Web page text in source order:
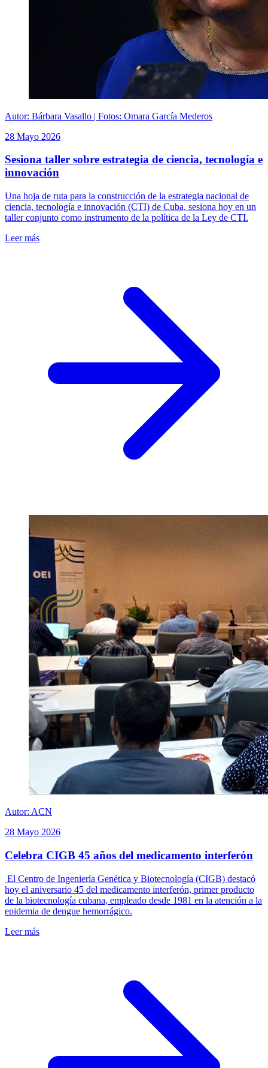
Autor: Bárbara Vasallo | Fotos: Omara García Mederos
28 Mayo 2026
Sesiona taller sobre estrategia de ciencia, tecnología e
innovación
Una hoja de ruta para la construcción de la estrategia nacional de
ciencia, tecnología e innovación (CTI) de Cuba, sesiona hoy en un
taller conjunto como instrumento de la política de la Ley de CTI.
Leer más
Autor: ACN
28 Mayo 2026
Celebra CIGB 45 años del medicamento interferón
El Centro de Ingeniería Genética y Biotecnología (CIGB) destacó
hoy el aniversario 45 del medicamento interferón, primer producto
de la biotecnología cubana, empleado desde 1981 en la atención a la
epidemia de dengue hemorrágico.
Leer más